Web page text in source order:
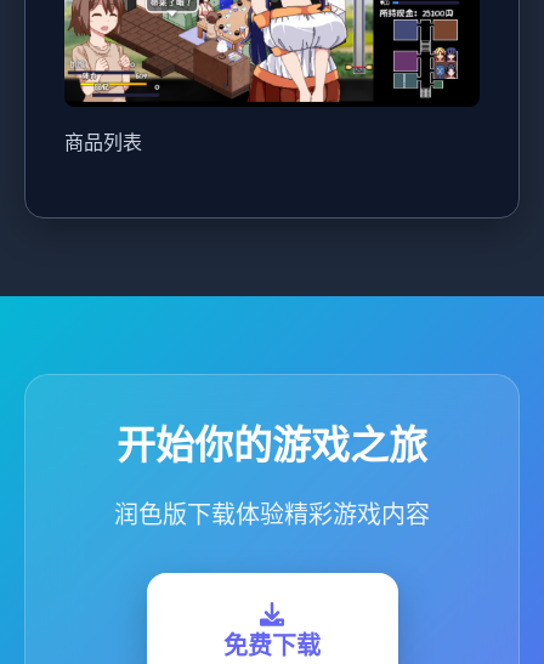
商品列表
开始你的游戏之旅
润色版下载体验精彩游戏内容
免费下载